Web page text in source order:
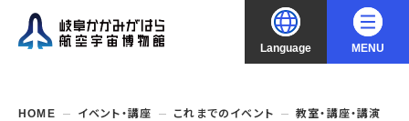
Language MENU
HOME イベント・講座 これまでのイベント 教室・講座・講演